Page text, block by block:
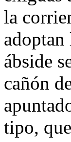
la
adoptan
ábside
cañón
tipo,